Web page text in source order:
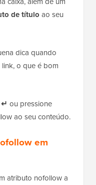
de título ao seu
dica quando
o que é bom
↵ ou pressione
ao seu conteúdo.
em
atributo nofollow a